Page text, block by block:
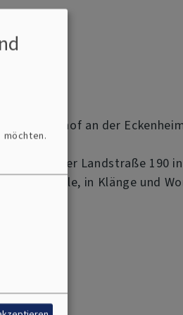
an der
Landstraße 190
in die Stille, in Klänge und